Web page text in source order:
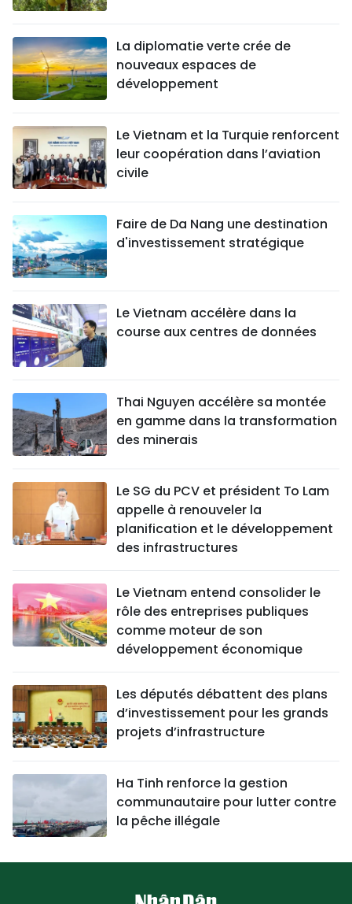
La diplomatie verte crée de
nouveaux espaces de
développement
Le Vietnam et la Turquie renforcent
leur coopération dans l’aviation
civile
Faire de Da Nang une destination
d'investissement stratégique
Le Vietnam accélère dans la
course aux centres de données
Thai Nguyen accélère sa montée
en gamme dans la transformation
des minerais
Le SG du PCV et président To Lam
appelle à renouveler la
planification et le développement
des infrastructures
Le Vietnam entend consolider le
rôle des entreprises publiques
comme moteur de son
développement économique
Les députés débattent des plans
d’investissement pour les grands
projets d’infrastructure
Ha Tinh renforce la gestion
communautaire pour lutter contre
la pêche illégale